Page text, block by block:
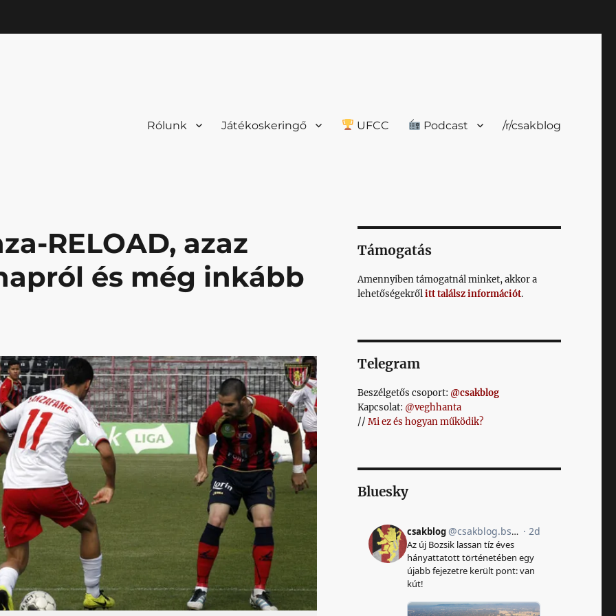
Rólunk Játékoskeringő UFCC Podcast /r/csakblog
RELOAD, azaz
és még inkább
Támogatás
Amennyiben támogatnál minket, akkor a
lehetőségekrőlitt találsz információt.
Telegram
Beszélgetős csoport: @csakblog
Kapcsolat: @veghhanta
// Mi ez és hogyan működik?
Bluesky